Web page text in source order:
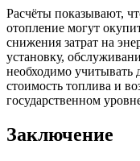
Расчёты показывают,
отопление могут
снижения затрат на
установку,
необходимо
стоимость топлива и
государственном
Заключение